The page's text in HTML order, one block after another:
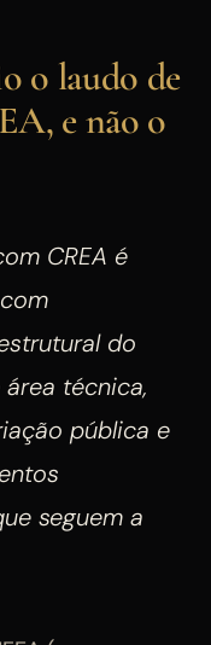
o laudo de
e não o
CREA é
do
técnica,
pública e
seguem a